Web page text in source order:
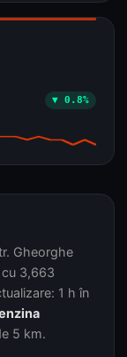
▼ 0.8%
Gheorghe
3,663
1 h în
5 km.